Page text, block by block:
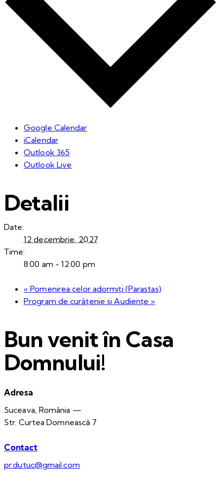
Google Calendar
iCalendar
Outlook 365
Outlook Live
Detalii
Date:
12 decembrie, 2027
Time:
8:00 am - 12:00 pm
« Pomenirea celor adormiți (Parastas)
Program de curățenie si Audiențe »
Bun venit în Casa
Domnului!
Adresa
Suceava, România —
Str. Curtea Domnească 7
Contact
pr.dutuc@gmail.com